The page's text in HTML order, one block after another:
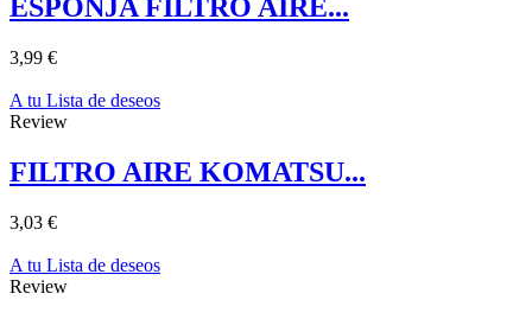
ESPONJA FILTRO AIRE...
3,99 €
A tu Lista de deseos
Review
FILTRO AIRE KOMATSU...
3,03 €
A tu Lista de deseos
Review